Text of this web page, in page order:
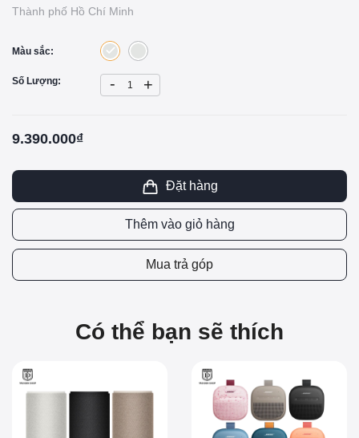
Thành phố Hồ Chí Minh
Màu sắc:
Số Lượng: - +
9.390.000₫
Đặt hàng
Thêm vào giỏ hàng
Mua trả góp
Có thể bạn sẽ thích